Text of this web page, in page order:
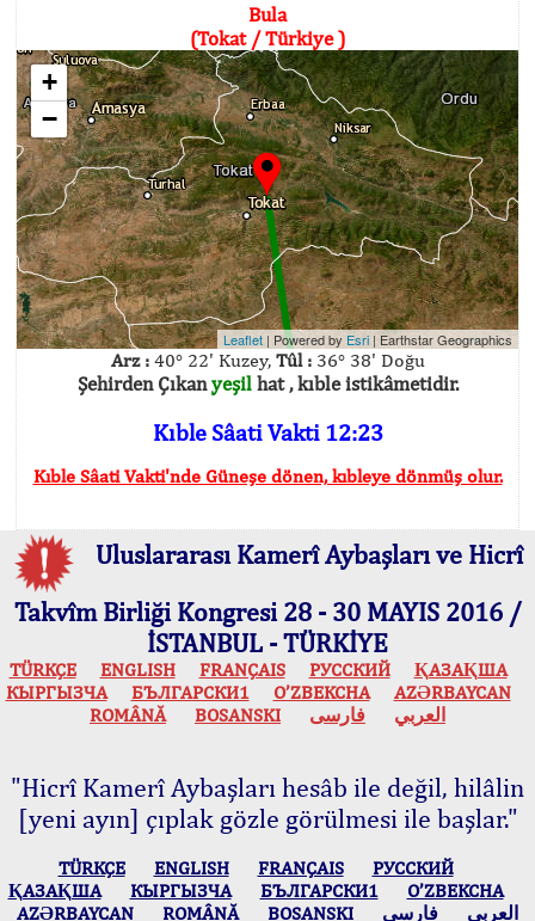
Bula
(Tokat / Türkiye )
+
−
Leaflet | Powered by Esri | Earthstar Geographics
Arz :40° 22' Kuzey, Tûl :36° 38' Doğu
Şehirden Çıkanyeşilhat , kıble istikâmetidir.
Kıble Sâati Vakti 12:23
Kıble Sâati Vakti'nde Güneşe dönen, kıbleye dönmüş olur.
Uluslararası Kamerî Aybaşları ve Hicrî
Takvîm Birliği Kongresi 28 - 30 MAYIS 2016 /
İSTANBUL - TÜRKİYE
TÜRKÇE ENGLISH FRANÇAIS РУССКИЙ
ҚАЗАҚША
КЫPГЫЗЧA
БЪЛГАРСКИ1 O’ZBEKCHA
AZӘRBAYCAN
ROMÂNĂ
BOSANSKI العربي فارسی
"Hicrî Kamerî Aybaşları hesâb ile değil, hilâlin
[yeni ayın] çıplak gözle görülmesi ile başlar."
TÜRKÇE ENGLISH FRANÇAIS
РУССКИЙ
ҚАЗАҚША
КЫPГЫЗЧA БЪЛГАРСКИ1
O’ZBEKCHA
AZӘRBAYCAN
ROMÂNĂ BOSANSKI العربي فارسی